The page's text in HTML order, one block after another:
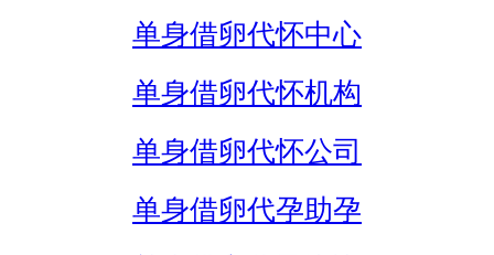
单身借卵代怀中心
单身借卵代怀机构
单身借卵代怀公司
单身借卵代孕助孕